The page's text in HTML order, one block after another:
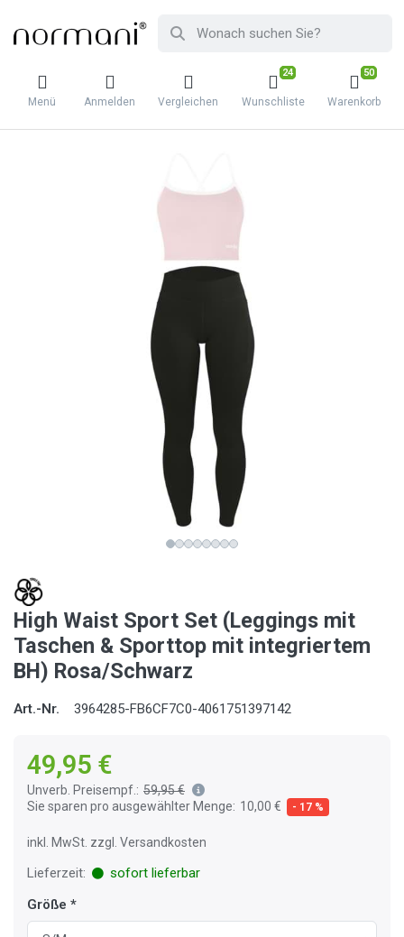
Menü Anmelden Vergleichen
24
Wunschliste
50
Warenkorb
High Waist Sport Set (Leggings mit
Taschen & Sporttop mit integriertem
BH) Rosa/Schwarz
Art.-Nr. 3964285-FB6CF7C0-4061751397142
49,95 €
Unverb. Preisempf.: 59,95 €
Sie sparen pro ausgewählter Menge: 10,00 € - 17 %
inkl. MwSt. zzgl. Versandkosten
Lieferzeit:
sofort lieferbar
Größe